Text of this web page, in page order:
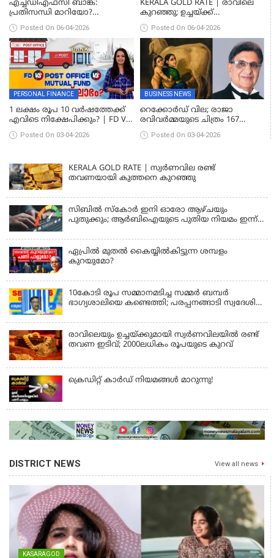
എച്ച്ഡിഎഫ്സി ബാങ്ക്:
പ്രതിസന്ധി മാറിയോ?
നിക്ഷേപകർ അറിയേണ്ട
സത്യങ്ങൾ
Posted On 06-04-2026
KERALA GOLD RATE | രാവിലെ
കുറഞ്ഞു; ഉച്ചയ്ക്ക്
തിരിച്ചുകയറി; സ്വർണവിലയിൽ
ചാഞ്ചാട്ടം
Posted On 06-04-2026
PERSONAL FINANCE
1 ലക്ഷം രൂപ 10 വർഷത്തേക്ക്
എവിടെ നിക്ഷേപിക്കും? | FD VS
POST OFFICE VS MUTUAL FUND
Posted On 03-04-2026
BUSINESS NEWS
റെക്കോർഡ് വില; രാജാ
രവിവർമ്മയുടെ ചിത്രം 167
കോടി രൂപയ്ക്ക് സ്വന്തമാക്കി
സൈറസ് പൂനവാല
Posted On 03-04-2026
KERALA GOLD RATE | സ്വർണവില രണ്ട്
തവണയായി കുത്തനെ കുറഞ്ഞു
സിബിൽ സ്കോർ ഇനി ഓരോ ആഴ്ചയും
പുതുക്കും; ആർബിഐയുടെ പുതിയ നിയമം ഇന്ന്
ഏപ്രിൽ മുതൽ കൈയ്യിൽകിട്ടുന്ന ശമ്പളം
കുറയുമോ?
10കോടി രൂപ സമ്മാനമടിച്ച സമ്മർ ബമ്പർ
ഭാഗ്യശാലിയെ കണ്ടെത്തി; പരപ്പനങ്ങാടി സ്വദേശി
രാവിലെയും ഉച്ചയ്ക്കുമായി സ്വർണവിലയിൽ രണ്ട്
തവണ ഇടിവ്; 2000ലധികം രൂപയുടെ കുറവ്
ക്രെഡിറ്റ് കാർഡ് നിയമങ്ങൾ മാറുന്നു!
DISTRICT NEWS View all news
KASARAGOD